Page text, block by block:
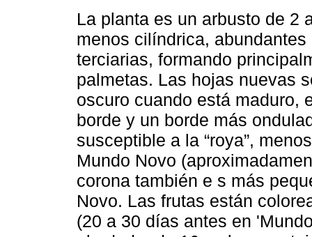
La planta es un arbusto de 2
menos cilíndrica,
terciarias, formando
palmetas. Las hojas nuevas
oscuro cuando está maduro,
borde y un borde más
susceptible a la “roya”,
Mundo Novo
corona también e s más
Novo. Las frutas están
(20 a 30 días antes en